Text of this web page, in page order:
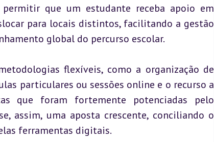
que um estudante receba apoio em
para locais distintos, facilitando a gestão
global do percurso escolar.
flexíveis, como a organização de
particulares ou sessões online e o recurso a
que foram fortemente potenciadas pelo
assim, uma aposta crescente, conciliando o
ferramentas digitais.